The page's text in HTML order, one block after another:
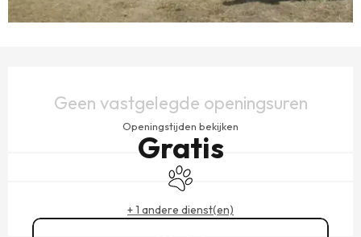
Geen vastgelegde openingsuren
Openingstijden bekijken
Gratis
Dieren toegelaten
+ 1 andere dienst(en)